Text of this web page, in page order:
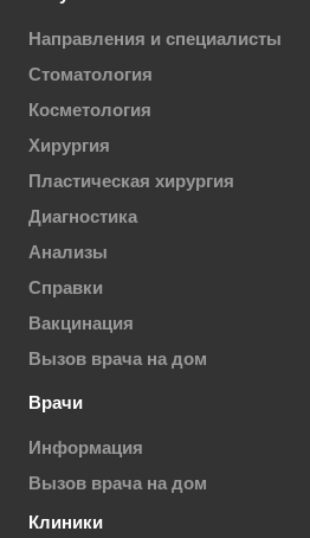
Направления и специалисты
Стоматология
Косметология
Хирургия
Пластическая хирургия
Диагностика
Анализы
Справки
Вакцинация
Вызов врача на дом
Врачи
Информация
Вызов врача на дом
Клиники